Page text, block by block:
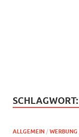
SCHLAGWORT:
ALLGEMEIN / WERBUNG